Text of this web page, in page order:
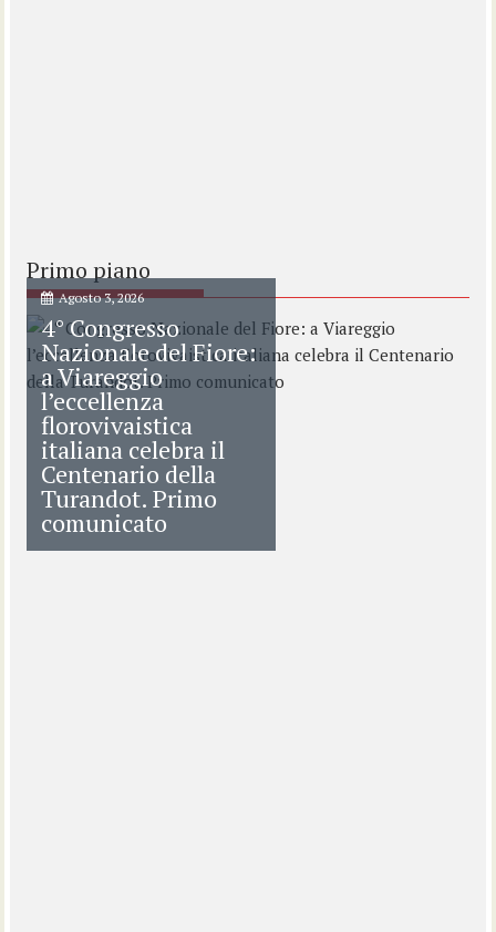
Primo piano
Agosto 3, 2026
4° Congresso
Nazionale del Fiore:
a Viareggio
l’eccellenza
florovivaistica
italiana celebra il
Centenario della
Turandot. Primo
comunicato